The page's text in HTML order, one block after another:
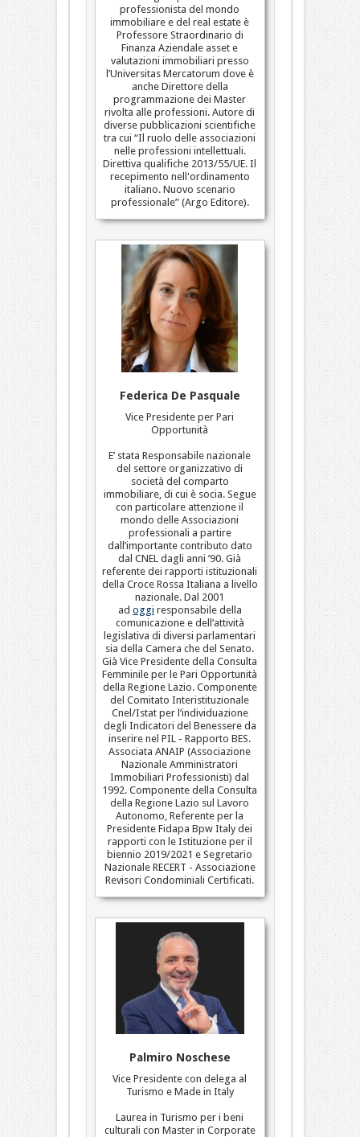
professionista del mondo
immobiliare e del real estate è
Professore Straordinario di
Finanza Aziendale asset e
valutazioni immobiliari presso
l’Universitas Mercatorum dove è
anche Direttore della
programmazione dei Master
rivolta alle professioni. Autore di
diverse pubblicazioni scientifiche
tra cui “Il ruolo delle associazioni
nelle professioni intellettuali.
Direttiva qualifiche 2013/55/UE. Il
recepimento nell'ordinamento
italiano. Nuovo scenario
professionale” (Argo Editore).
Federica De Pasquale
Vice Presidente per Pari
Opportunità
E’ stata Responsabile nazionale
del settore organizzativo di
società del comparto
immobiliare, di cui è socia. Segue
con particolare attenzione il
mondo delle Associazioni
professionali a partire
dall’importante contributo dato
dal CNEL dagli anni ’90. Già
referente dei rapporti istituzionali
della Croce Rossa Italiana a livello
nazionale. Dal 2001
ad oggi responsabile della
comunicazione e dell’attività
legislativa di diversi parlamentari
sia della Camera che del Senato.
Già Vice Presidente della Consulta
Femminile per le Pari Opportunità
della Regione Lazio. Componente
del Comitato Interistituzionale
Cnel/Istat per l’individuazione
degli Indicatori del Benessere da
inserire nel PIL - Rapporto BES.
Associata ANAIP (Associazione
Nazionale Amministratori
Immobiliari Professionisti) dal
1992. Componente della Consulta
della Regione Lazio sul Lavoro
Autonomo, Referente per la
Presidente Fidapa Bpw Italy dei
rapporti con le Istituzione per il
biennio 2019/2021 e Segretario
Nazionale RECERT - Associazione
Revisori Condominiali Certificati.
Palmiro Noschese
Vice Presidente con delega al
Turismo e Made in Italy
Laurea in Turismo per i beni
culturali con Master in Corporate